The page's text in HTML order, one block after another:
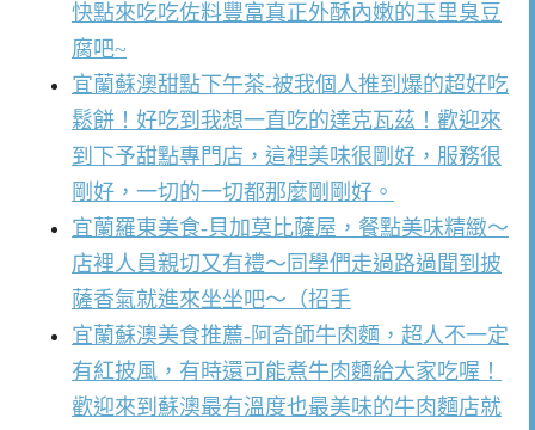
快點來吃吃佐料豐富真正外酥內嫩的玉里臭豆
腐吧~
宜蘭蘇澳甜點下午茶-被我個人推到爆的超好吃
鬆餅！好吃到我想一直吃的達克瓦茲！歡迎來
到下予甜點專門店，這裡美味很剛好，服務很
剛好，一切的一切都那麼剛剛好。
宜蘭羅東美食-貝加莫比薩屋，餐點美味精緻～
店裡人員親切又有禮～同學們走過路過聞到披
薩香氣就進來坐坐吧～（招手
宜蘭蘇澳美食推薦-阿奇師牛肉麵，超人不一定
有紅披風，有時還可能煮牛肉麵給大家吃喔！
歡迎來到蘇澳最有溫度也最美味的牛肉麵店就